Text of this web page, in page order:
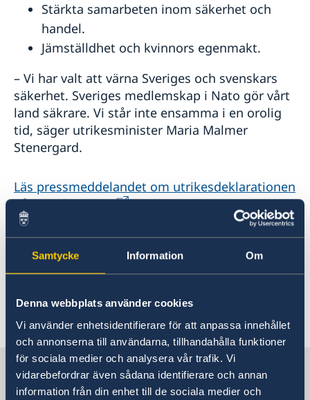
Samtycke Information Om
Denna webbplats använder cookies
Vi använder enhetsidentifierare för att anpassa innehållet
och annonserna till användarna, tillhandahålla funktioner
för sociala medier och analysera vår trafik. Vi
vidarebefordrar även sådana identifierare och annan
information från din enhet till de sociala medier och
Stärkta samarbeten inom säkerhet och
handel.
Jämställdhet och kvinnors egenmakt.
– Vi har valt att värna Sveriges och svenskars
säkerhet. Sveriges medlemskap i Nato gör vårt
land säkrare. Vi står inte ensamma i en orolig
tid, säger utrikesminister Maria Malmer
Stenergard.
Läs pressmeddelandet om utrikesdeklarationen
på regeringen.se.
Läs hela utrikesdeklarationen på regeringen.se.
Senast uppdaterad 18 feb. 2026, 11.36
Sverige i Italien